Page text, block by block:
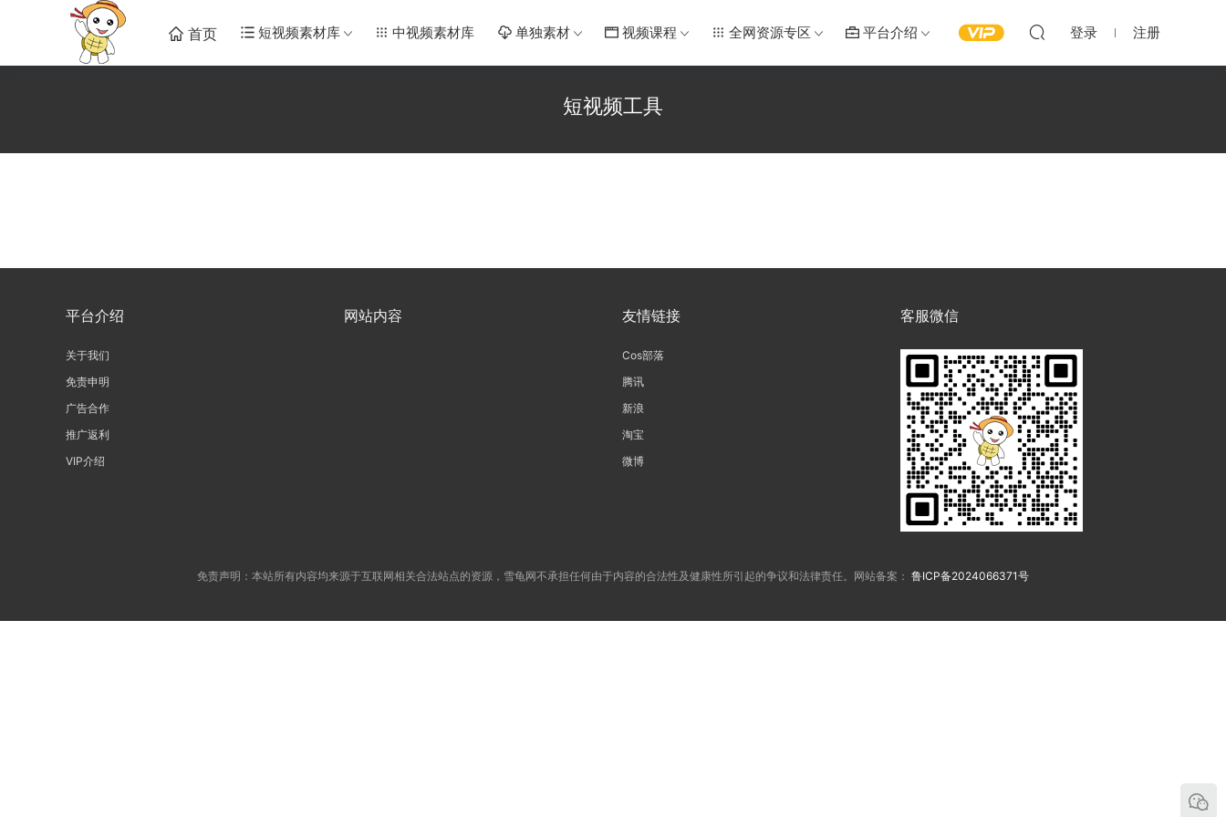
首页 短视频素材库 中视频素材库 单独素材 视频课程 全网资源专区 平台介绍 登录 注册
短视频工具
平台介绍
关于我们
免责申明
广告合作
推广返利
VIP介绍
网站内容 友情链接
Cos部落
腾讯
新浪
淘宝
微博
客服微信
免责声明：本站所有内容均来源于互联网相关合法站点的资源，雪龟网不承担任何由于内容的合法性及健康性所引起的争议和法律责任。网站备案： 鲁ICP备2024066371号